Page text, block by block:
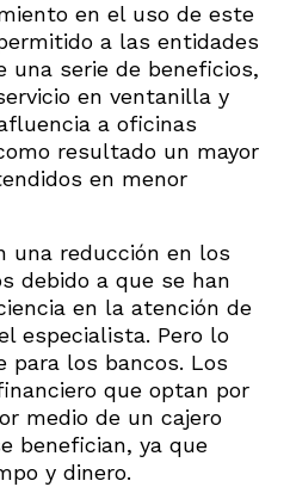
en el uso de este
a las entidades
una serie de beneficios,
en ventanilla y
a oficinas
resultado un mayor
en menor
una reducción en los
debido a que se han
en la atención de
especialista. Pero lo
para los bancos. Los
que optan por
medio de un cajero
benefician, ya que
y dinero.